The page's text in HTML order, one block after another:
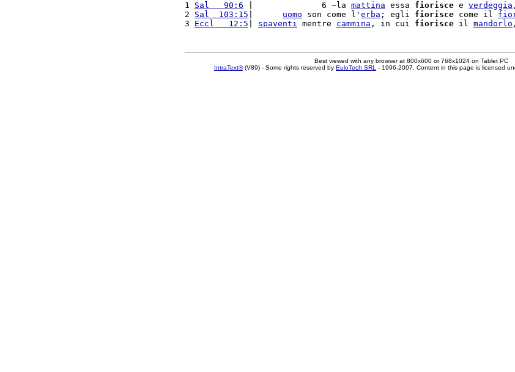
1 Sal   90:6 |              6 ~la mattina essa fiorisce e verdeggia
2 Sal  103:15 uomo son come l' erba ; egli fiorisce come il
3 Eccl   12:5 spaventi mentre cammina , in cui fiorisce il mandorlo
Best viewed with any browser at 800x600 or 768x1024 on Tablet PC
IntraText®(V89) - Some rights reserved by EuloTech SRL - 1996-2007. Content in this page is licensed